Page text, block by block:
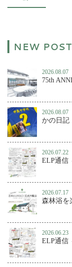
2026.08.07
75th
2026.08.07
かの日記
2026.07.22
ELP通信
2026.07.17
2026.06.23
ELP通信